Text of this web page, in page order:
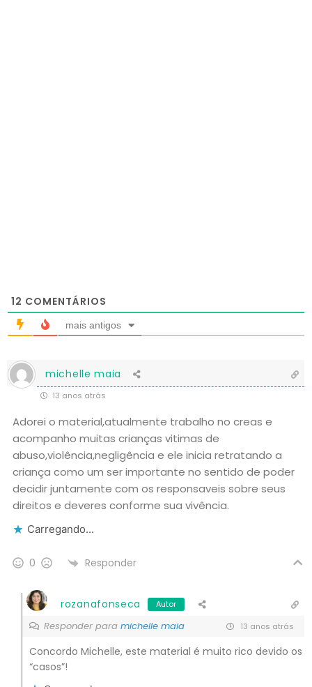
12 COMENTÁRIOS
mais antigos
michelle maia
13 anos atrás
Adorei o material,atualmente trabalho no creas e
acompanho muitas crianças vitimas de
abuso,violência,negligência e ele inicia retratando a
criança como um ser importante no sentido de poder
decidir juntamente com os responsaveis sobre seus
direitos e deveres conforme sua vivência.
Carregando...
0 Responder
rozanafonseca Autor
Responder para michelle maia 13 anos atrás
Concordo Michelle, este material é muito rico devido os
“casos”!